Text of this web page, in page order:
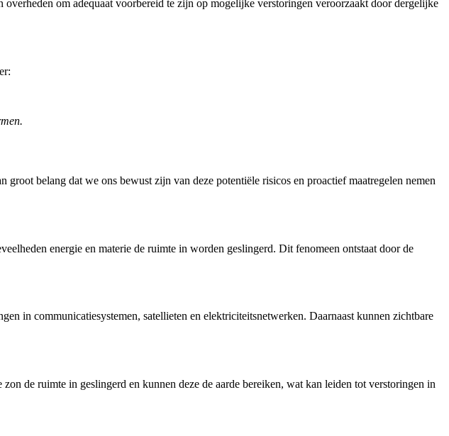
om adequaat voorbereid te zijn op mogelijke verstoringen veroorzaakt door dergelijke
belang dat we ons bewust zijn van deze potentiële risicos en proactief maatregelen nemen
energie en materie de ruimte in worden geslingerd. Dit fenomeen ontstaat door de
in communicatiesystemen, satellieten en elektriciteitsnetwerken. Daarnaast kunnen zichtbare
de ruimte in geslingerd en kunnen deze de aarde bereiken, wat kan leiden tot verstoringen in